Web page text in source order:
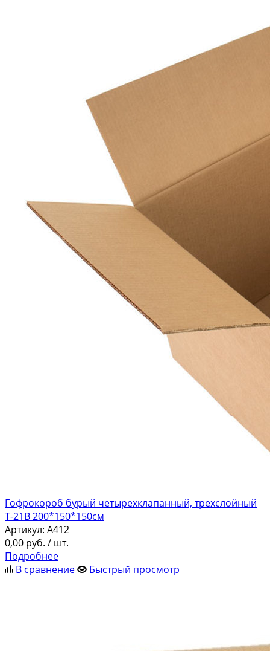
Гофрокороб бурый четырехклапанный, трехслойный
Т-21В 200*150*150см
Артикул: A412
0,00 руб. / шт.
Подробнее
В сравнение
Быстрый просмотр